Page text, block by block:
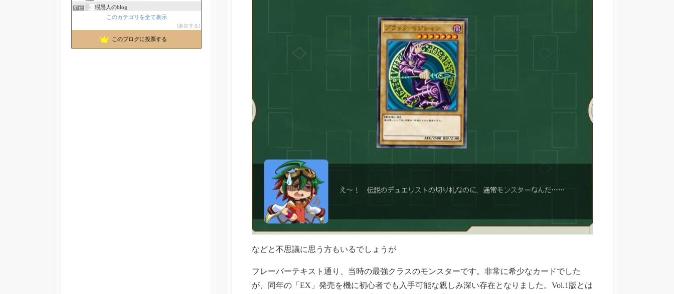
などと不思議に思う方もいるでしょうが
フレーバーテキスト通り、当時の最強クラスのモンスターです。非常に希少なカードでした
が、同年の「EX」発売を機に初心者でも入手可能な親しみ深い存在となりました。Vol.1版とは
87位 暇愚人のblog
よしろうの遊戯王ブログ
89位 しゅがーの遊戯王記録
このカテゴリを全て表示
参加する
このブログに投票する